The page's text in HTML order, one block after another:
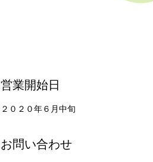
営業開始日
２０２０年６月中旬
お問い合わせ